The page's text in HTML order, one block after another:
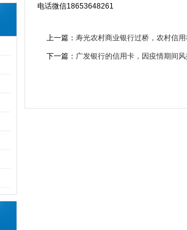
电话微信18653648261
上一篇： 寿光农村商业银行过桥，农村信用
下一篇： 广发银行的信用卡，因疫情期间